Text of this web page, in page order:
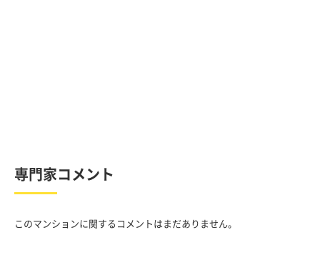
専門家コメント
このマンションに関するコメントはまだありません。